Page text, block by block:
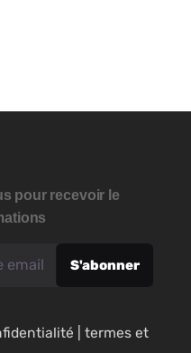
pour recevoir le
termes et